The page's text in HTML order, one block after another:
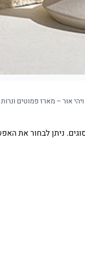
ויהי אור – מארז פמוטים ונרות
ניתן לבחור את